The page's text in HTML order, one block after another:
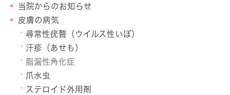
当院からのお知らせ
皮膚の病気
尋常性疣贅（ウイルス性いぼ）
汗疹（あせも）
脂漏性角化症
爪水虫
ステロイド外用剤